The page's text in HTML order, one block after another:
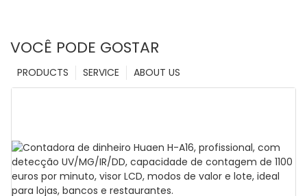
VOCÊ PODE GOSTAR
ABOUT US
SERVICE
PRODUCTS